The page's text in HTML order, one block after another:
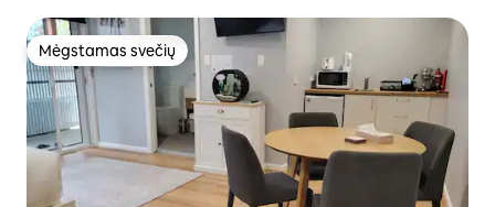
Mėgstamas svečių
Mėgstamas svečių